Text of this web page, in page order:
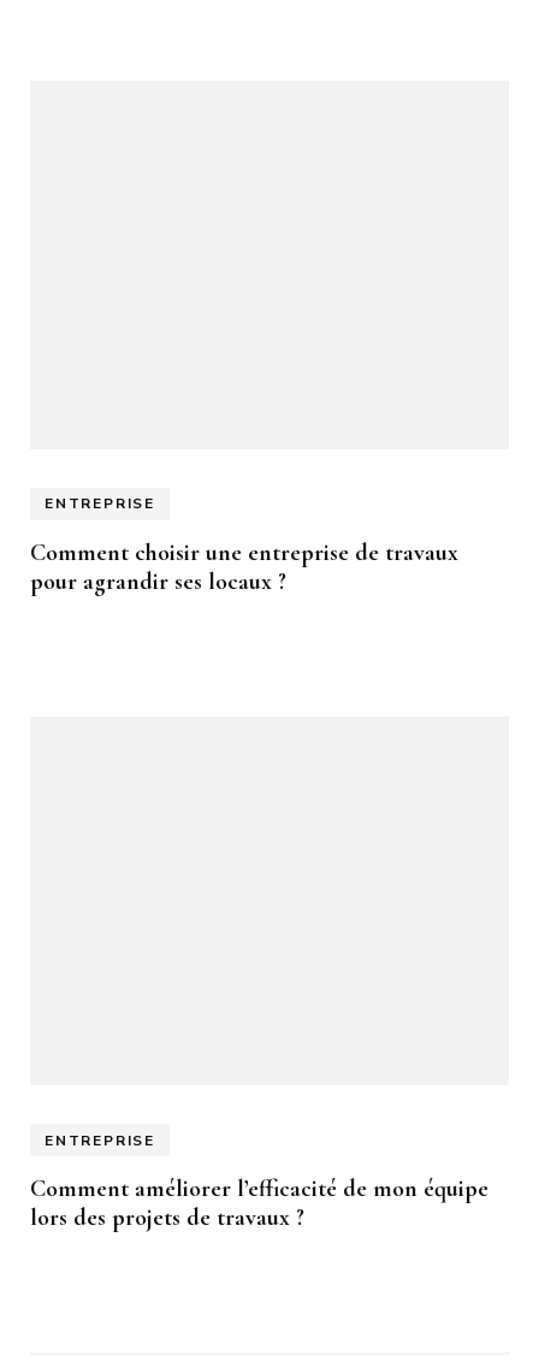
ENTREPRISE
Comment choisir une entreprise de travaux
pour agrandir ses locaux ?
ENTREPRISE
Comment améliorer l’efficacité de mon équipe
lors des projets de travaux ?